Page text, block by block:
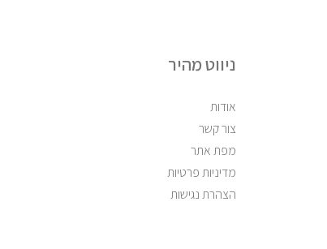
ניווט מהיר
אודות
צור קשר
מפת אתר
מדיניות פרטיות
הצהרת נגישות